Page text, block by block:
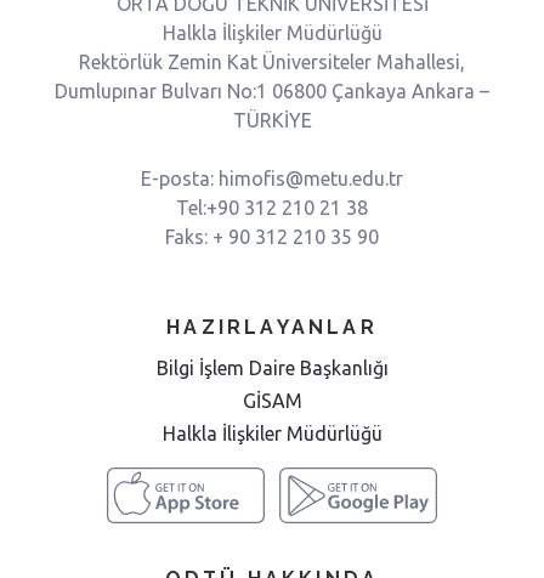
Halkla İlişkiler Müdürlüğü
Rektörlük Zemin Kat Üniversiteler Mahallesi,
Dumlupınar Bulvarı No:1 06800 Çankaya Ankara –
TÜRKİYE
E-posta: himofis@metu.edu.tr
Tel:+90 312 210 21 38
Faks: + 90 312 210 35 90
HAZIRLAYANLAR
Bilgi İşlem Daire Başkanlığı
GİSAM
Halkla İlişkiler Müdürlüğü